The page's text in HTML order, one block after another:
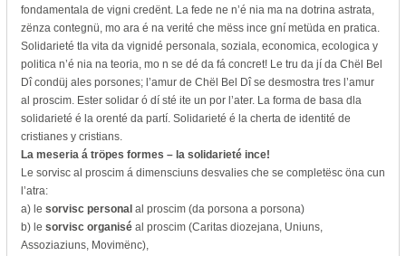
fondamentala de vigni credënt. La fede ne n’é nia ma na dotrina astrata,
zënza contegnü, mo ara é na verité che mëss ince gní metüda en pratica.
Solidarieté tla vita da vignidé personala, soziala, economica, ecologica y
politica n’é nia na teoria, mo n se dé da fá concret! Le tru da jí da Chël Bel
Dî condüj ales porsones; l’amur de Chël Bel Dî se desmostra tres l’amur
al proscim. Ester solidar ó dí sté ite un por l’ater. La forma de basa dla
solidarieté é la orenté da partí. Solidarieté é la cherta de identité de
cristianes y cristians.
La meseria á tröpes formes – la solidarieté ince!
Le sorvisc al proscim á dimensciuns desvalies che se completësc öna cun
l’atra:
a) le sorvisc personal al proscim (da porsona a porsona)
b) le sorvisc organisé al proscim (Caritas diozejana, Uniuns,
Assoziaziuns, Movimënc),